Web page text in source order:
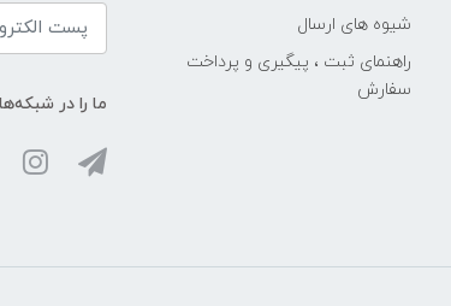
شیوه های ارسال
راهنمای ثبت ، پیگیری و پرداخت
سفارش
ما را در